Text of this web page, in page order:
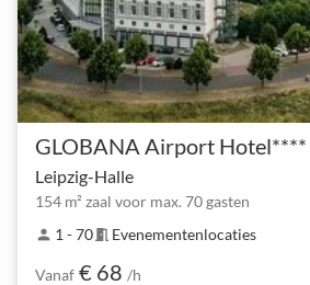
GLOBANA Airport Hotel****
Leipzig-Halle
154 m² zaal voor max. 70 gasten
person 1 - 70meeting_room Evenementenlocaties
Vanaf € 68 /h